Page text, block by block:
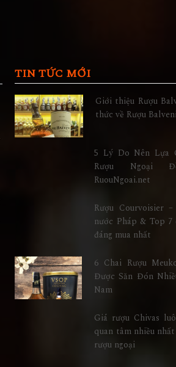
TIN TỨC MỚI
Giới thiệu Rượu
thức về Rượu
5 Lý Do Nên Lựa
Rượu Ngoại
RuouNgoai.net
Rượu Courvoisier
nước Pháp & Top 7
đáng mua nhất
6 Chai Rượu
Được Săn Đón
Nam
Giá rượu Chivas
quan tâm nhiều
rượu ngoại